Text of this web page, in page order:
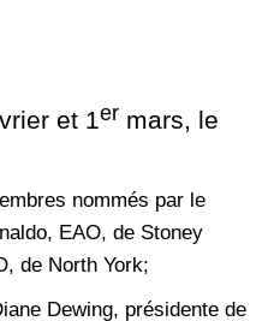
et 1er mars, le
nommés par le
EAO, de Stoney
de North York;
Dewing, présidente de